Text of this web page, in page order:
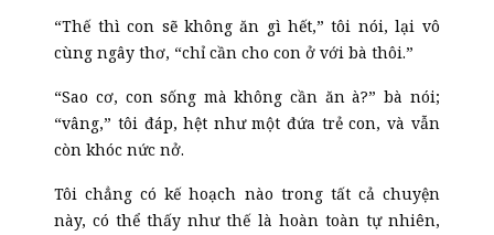
“Thế thì con sẽ không ăn gì hết,” tôi nói, lại vô
cùng ngây thơ, “chỉ cần cho con ở với bà thôi.”
“Sao cơ, con sống mà không cần ăn à?” bà nói;
“vâng,” tôi đáp, hệt như một đứa trẻ con, và vẫn
còn khóc nức nở.
Tôi chẳng có kế hoạch nào trong tất cả chuyện
này, có thể thấy như thế là hoàn toàn tự nhiên,